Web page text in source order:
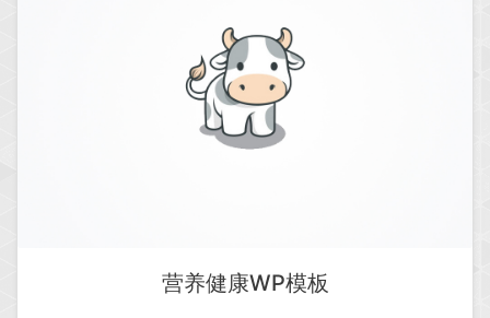
营养健康WP模板